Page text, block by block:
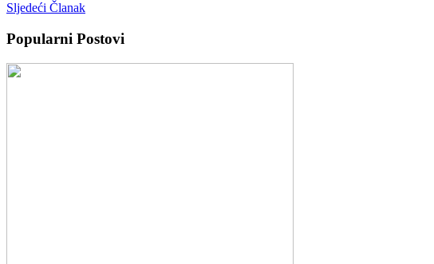
Sljedeći Članak
Popularni Postovi